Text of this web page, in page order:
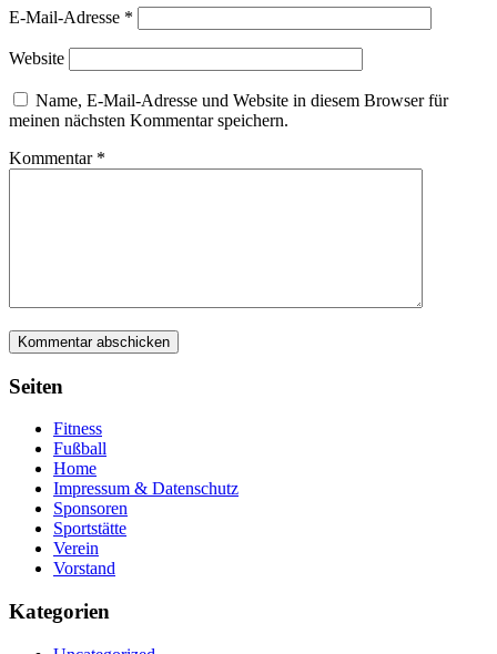
E-Mail-Adresse *
Website
Name, E-Mail-Adresse und Website in diesem Browser für
meinen nächsten Kommentar speichern.
Kommentar *
Seiten
Fitness
Fußball
Home
Impressum & Datenschutz
Sponsoren
Sportstätte
Verein
Vorstand
Kategorien